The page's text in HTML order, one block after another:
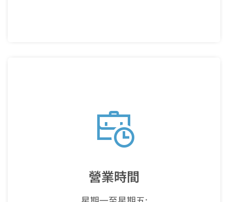
營業時間